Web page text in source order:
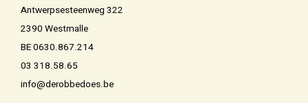
Antwerpsesteenweg 322
2390 Westmalle
BE 0630.867.214
03 318.58.65
info@derobbedoes.be